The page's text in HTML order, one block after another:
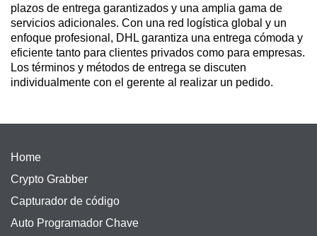
plazos de entrega garantizados y una amplia gama de
servicios adicionales. Con una red logística global y un
enfoque profesional, DHL garantiza una entrega cómoda y
eficiente tanto para clientes privados como para empresas.
Los términos y métodos de entrega se discuten
individualmente con el gerente al realizar un pedido.
Home
Crypto Grabber
Capturador de código
Auto Programador Chave